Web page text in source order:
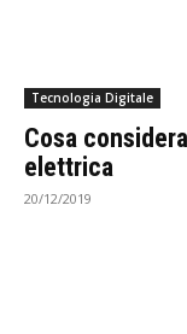
Tecnologia Digitale
Cosa
elettrica
20/12/2019